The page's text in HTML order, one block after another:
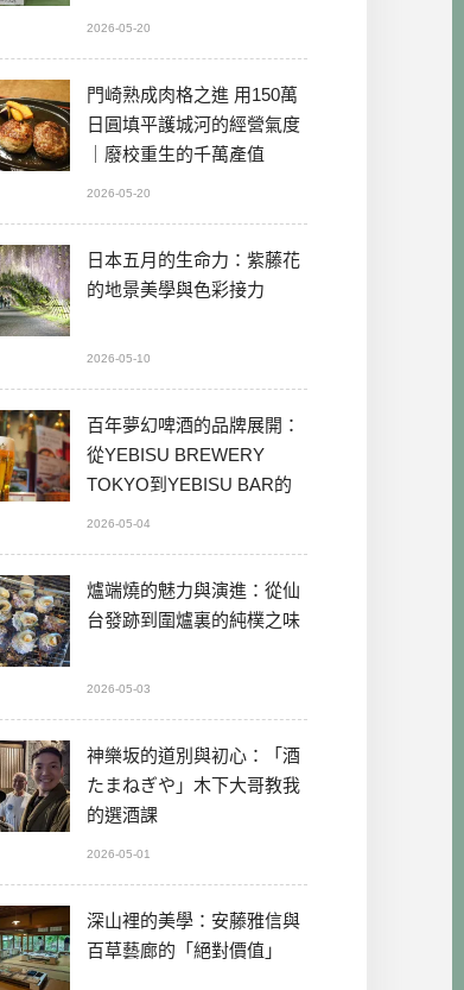
2026-05-20
門崎熟成肉格之進 用150萬
日圓填平護城河的經營氣度
｜廢校重生的千萬產值
2026-05-20
日本五月的生命力：紫藤花
的地景美學與色彩接力
2026-05-10
百年夢幻啤酒的品牌展開：
從YEBISU BREWERY
TOKYO到YEBISU BAR的
2026-05-04
爐端燒的魅力與演進：從仙
台發跡到圍爐裏的純樸之味
2026-05-03
神樂坂的道別與初心：「酒
たまねぎや」木下大哥教我
的選酒課
2026-05-01
深山裡的美學：安藤雅信與
百草藝廊的「絕對價值」